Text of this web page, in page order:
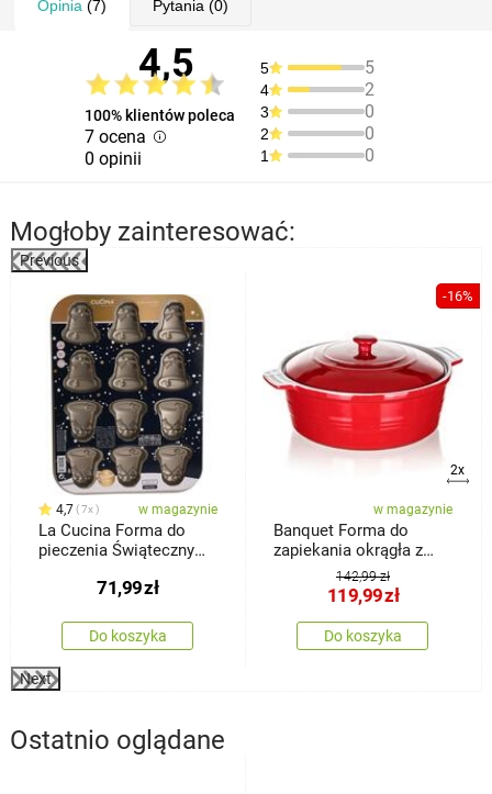
Opinia (7) Pytania (0)
4,5
100% klientów poleca
7 ocena
0 opinii
5 5
4 2
3 0
2 0
1 0
Mogłoby zainteresować:
Previous
4,7 7x w magazynie
La Cucina Forma do
pieczenia Świąteczny
71,99zł
Do koszyka
-16%
2x
w magazynie
Banquet Forma do
zapiekania okrągła z
pokrywką Culinaria Red
142,99 zł
119,99zł
Do koszyka
Next
Ostatnio oglądane